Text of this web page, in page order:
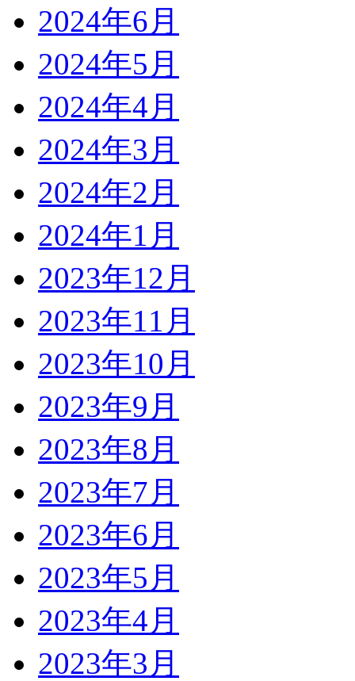
2024年6月
2024年5月
2024年4月
2024年3月
2024年2月
2024年1月
2023年12月
2023年11月
2023年10月
2023年9月
2023年8月
2023年7月
2023年6月
2023年5月
2023年4月
2023年3月